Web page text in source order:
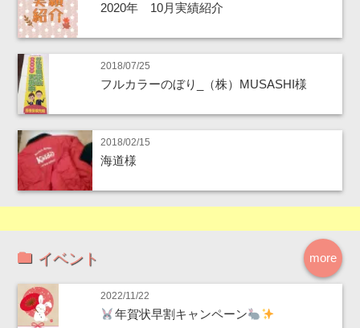
2020年 10月実績紹介
2018/07/25
フルカラーのぼり_（株）MUSASHI様
2018/02/15
海道様
more
イベント
2022/11/22
年賀状早割キャンペーン